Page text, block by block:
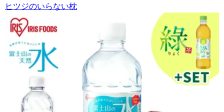
ヒツジのいらない枕